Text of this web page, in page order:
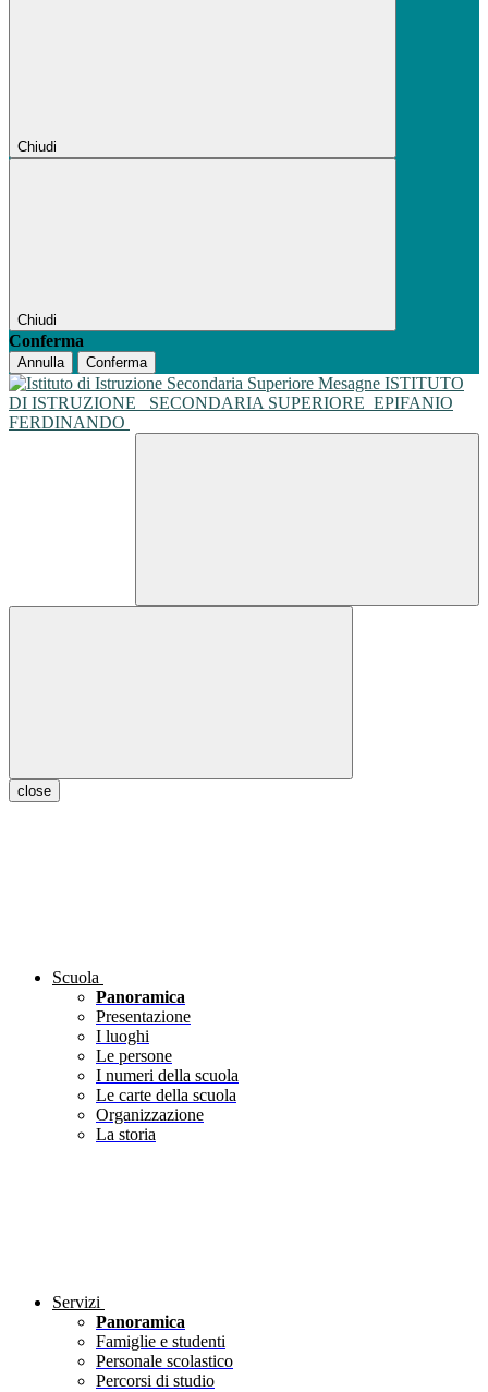
Chiudi
Chiudi
Conferma
Annulla Conferma
ISTITUTO
DI ISTRUZIONE
SECONDARIA SUPERIORE EPIFANIO
FERDINANDO
close
Scuola
Panoramica
Presentazione
I luoghi
Le persone
I numeri della scuola
Le carte della scuola
Organizzazione
La storia
Servizi
Panoramica
Famiglie e studenti
Personale scolastico
Percorsi di studio